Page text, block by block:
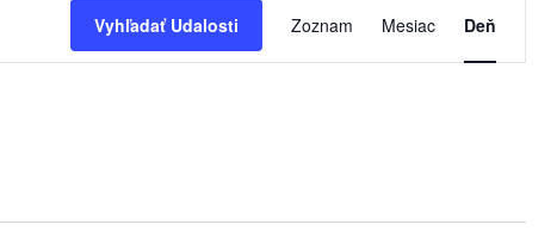
Vyhľadať Udalosti
Navigácie
Zoznam Mesiac Deň